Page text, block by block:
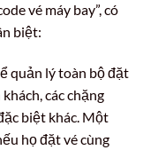
vé máy bay”, có
biệt:
quản lý toàn bộ đặt
các chặng
biệt khác. Một
họ đặt vé cùng